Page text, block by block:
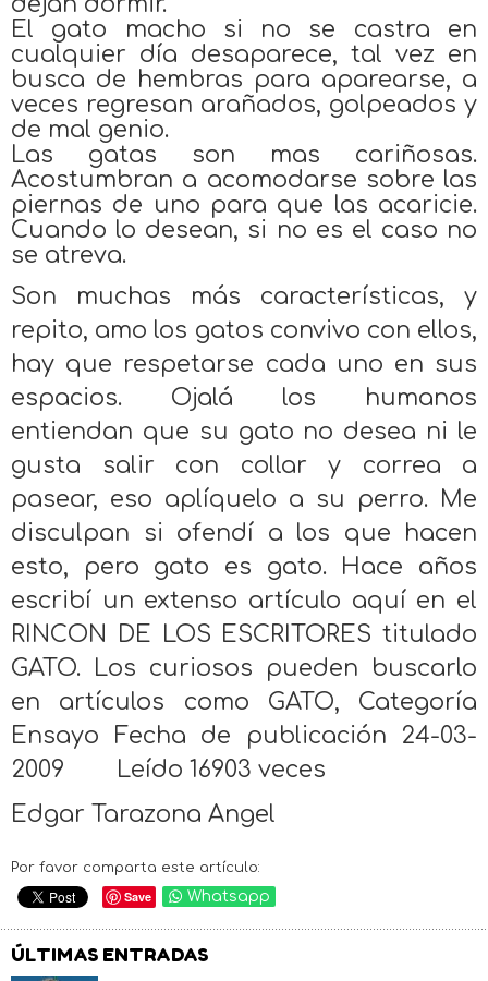
El gato macho si no se castra en
cualquier día desaparece, tal vez en
busca de hembras para aparearse, a
veces regresan arañados, golpeados y
de mal genio.
Las gatas son mas cariñosas.
Acostumbran a acomodarse sobre las
piernas de uno para que las acaricie.
Cuando lo desean, si no es el caso no
se atreva.
Son muchas más características, y
repito, amo los gatos convivo con ellos,
hay que respetarse cada uno en sus
espacios. Ojalá los humanos
entiendan que su gato no desea ni le
gusta salir con collar y correa a
pasear, eso aplíquelo a su perro. Me
disculpan si ofendí a los que hacen
esto, pero gato es gato. Hace años
escribí un extenso artículo aquí en el
RINCON DE LOS ESCRITORES titulado
GATO. Los curiosos pueden buscarlo
en artículos como GATO, Categoría
Ensayo Fecha de publicación 24-03-
2009 Leído 16903 veces
Edgar Tarazona Angel
Por favor comparta este artículo:
Save Whatsapp
ÚLTIMAS ENTRADAS